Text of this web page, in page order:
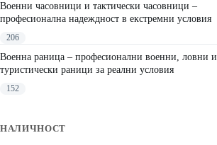
Военни часовници и тактически часовници –
професионална надеждност в екстремни условия
206
Военна раница – професионални военни, ловни и
туристически раници за реални условия
152
НАЛИЧНОСТ